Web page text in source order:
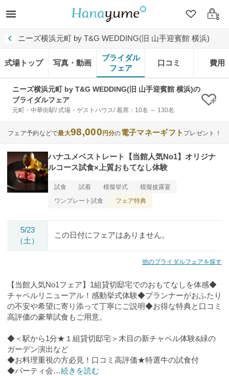
クリップ
ログ
ニーズ横浜元町 by T&G WEDDING(旧 山手迎賓館 横浜)
式場トップ 写真・動画
ブライダル
フェア
口コミ 費用
ニーズ横浜元町 by T&G WEDDING(旧 山手迎賓館 横浜)の
ブライダルフェア
元町・中華街駅/ 式場・ゲストハウス/ 着席：10名 ～ 130名 ク
フェア予約などで最大98,000 円分の電子マネーギフト プレゼント！
ハナユメベストレート【当館人気No1】オリジナ
ルコース試食×上質おもてなし体験
試食 試着 模擬挙式
模擬披露宴
ワンプレート試食
フェア特典
5/23
（土）
この日付にフェアはありません。
他のブライダルフェアを探す
【当館人気No1フェア】1組貸切邸宅でのおもてなしを体感◆
チャペルリニューアル！感動挙式体験◆プランナーがおふたり
の不安や希望に寄り添って丁寧にご説明◆お得な特典と口コミ
高評価の豪華試食もご用意。
◆＜駅から1分★１組貸切邸宅＞木目の新チャペル体験&緑の
ガーデン演出など
◆お料理重視の方必見！口コミ高評価★特選牛の試食付
◆パーティ会…続きを読む